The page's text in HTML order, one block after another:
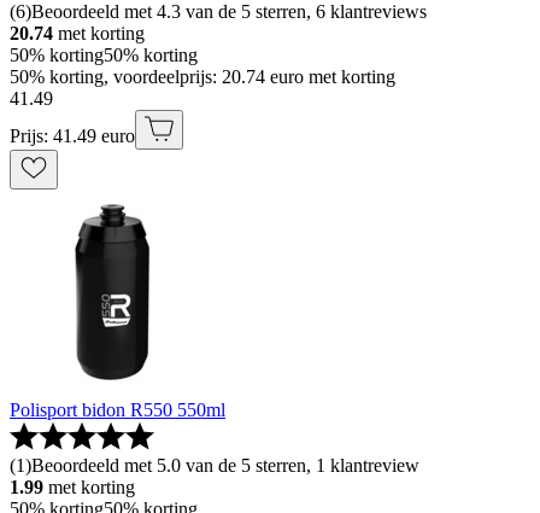
(6)Beoordeeld met 4.3 van de 5 sterren, 6 klantreviews
20.74 met korting
50% korting50% korting
50% korting, voordeelprijs: 20.74 euro met korting
41 .49
Prijs: 41.49 euro
Polisport bidon R550 550ml
(1)Beoordeeld met 5.0 van de 5 sterren, 1 klantreview
1.99 met korting